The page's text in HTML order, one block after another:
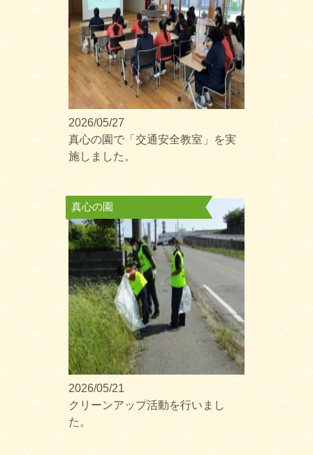
2026/05/27
真心の園で「交通安全教室」を実
施しました。
真心の園
2026/05/21
クリーンアップ活動を行いまし
た。